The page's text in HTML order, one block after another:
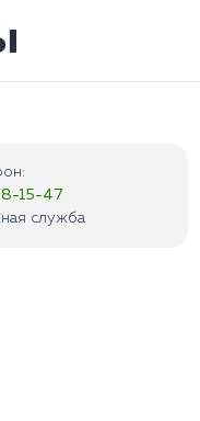
15-47
служба